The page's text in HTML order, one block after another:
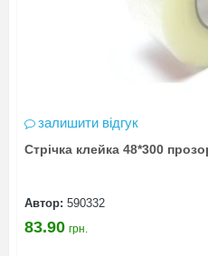
залишити відгук
Автор: 590332
83.90 грн.